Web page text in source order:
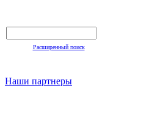
Расширенный поиск
Наши партнеры